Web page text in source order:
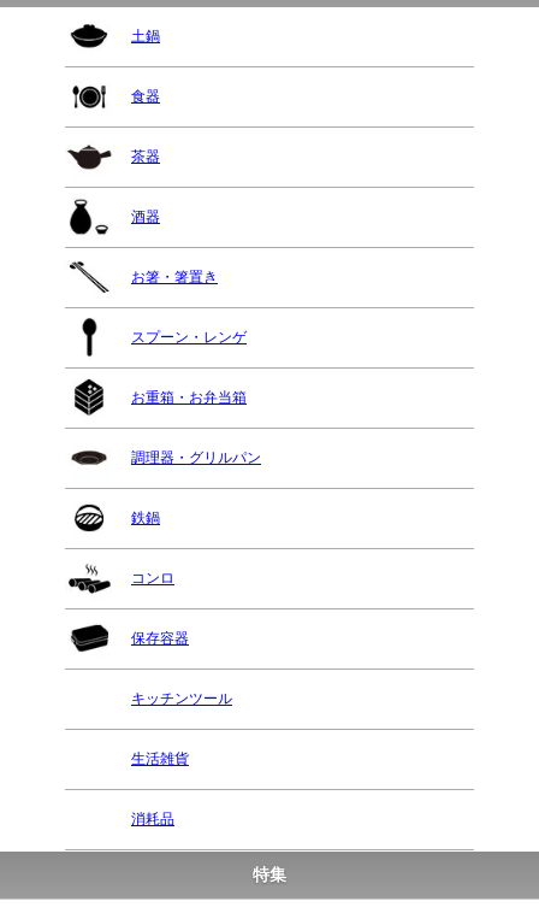
土鍋
食器
茶器
酒器
お箸・箸置き
スプーン・レンゲ
お重箱・お弁当箱
調理器・グリルパン
鉄鍋
コンロ
保存容器
キッチンツール
生活雑貨
消耗品
特集